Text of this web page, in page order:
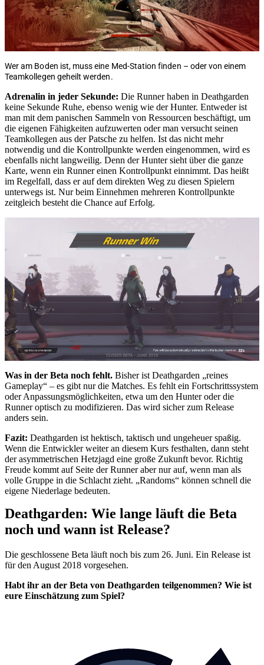
Wer am Boden ist, muss eine Med-Station finden – oder von einem
Teamkollegen geheilt werden.
Adrenalin in jeder Sekunde: Die Runner haben in Deathgarden
keine Sekunde Ruhe, ebenso wenig wie der Hunter. Entweder ist
man mit dem panischen Sammeln von Ressourcen beschäftigt, um
die eigenen Fähigkeiten aufzuwerten oder man versucht seinen
Teamkollegen aus der Patsche zu helfen. Ist das nicht mehr
notwendig und die Kontrollpunkte werden eingenommen, wird es
ebenfalls nicht langweilig. Denn der Hunter sieht über die ganze
Karte, wenn ein Runner einen Kontrollpunkt einnimmt. Das heißt
im Regelfall, dass er auf dem direkten Weg zu diesen Spielern
unterwegs ist. Nur beim Einnehmen mehreren Kontrollpunkte
zeitgleich besteht die Chance auf Erfolg.
Was in der Beta noch fehlt. Bisher ist Deathgarden „reines
Gameplay“ – es gibt nur die Matches. Es fehlt ein Fortschrittssystem
oder Anpassungsmöglichkeiten, etwa um den Hunter oder die
Runner optisch zu modifizieren. Das wird sicher zum Release
anders sein.
Fazit: Deathgarden ist hektisch, taktisch und ungeheuer spaßig.
Wenn die Entwickler weiter an diesem Kurs festhalten, dann steht
der asymmetrischen Hetzjagd eine große Zukunft bevor. Richtig
Freude kommt auf Seite der Runner aber nur auf, wenn man als
volle Gruppe in die Schlacht zieht. „Randoms“ können schnell die
eigene Niederlage bedeuten.
Deathgarden: Wie lange läuft die Beta
noch und wann ist Release?
Die geschlossene Beta läuft noch bis zum 26. Juni. Ein Release ist
für den August 2018 vorgesehen.
Habt ihr an der Beta von Deathgarden teilgenommen? Wie ist
eure Einschätzung zum Spiel?